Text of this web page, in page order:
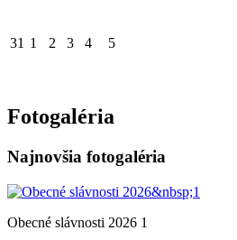
31 1 2 3 4 5
Fotogaléria
Najnovšia fotogaléria
Obecné slávnosti 2026 1